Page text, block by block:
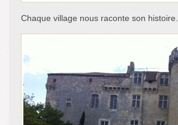
Chaque village nous raconte son histoire.